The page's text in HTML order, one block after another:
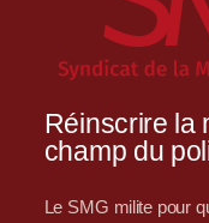
Réinscrire la
champ du
Le SMG milite pour